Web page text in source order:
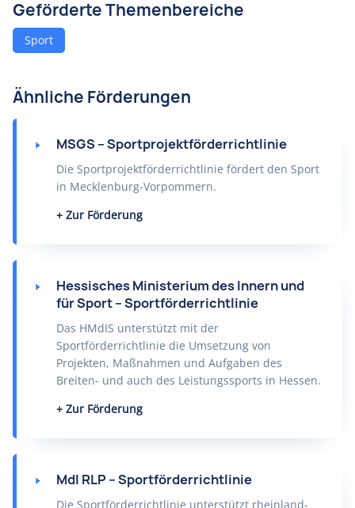
Geförderte Themenbereiche
Sport
Ähnliche Förderungen
MSGS – Sportprojektförderrichtlinie
Die Sportprojektförderrichtlinie fördert den Sport
in Mecklenburg-Vorpommern.
Zur Förderung
Hessisches Ministerium des Innern und
für Sport – Sportförderrichtlinie
Das HMdIS unterstützt mit der
Sportförderrichtlinie die Umsetzung von
Projekten, Maßnahmen und Aufgaben des
Breiten- und auch des Leistungssports in Hessen.
Zur Förderung
MdI RLP – Sportförderrichtlinie
Die Sportförderrichtlinie unterstützt rheinland-